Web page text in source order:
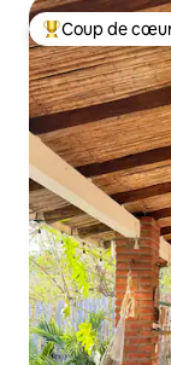
Coups de cœur
Coup de